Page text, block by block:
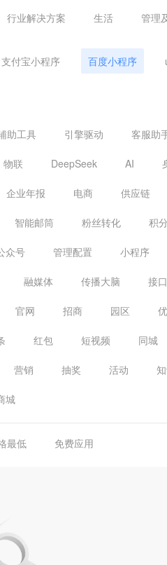
行业解决方案 生活 管理
支付宝小程序 百度小程序
助工具 引擎驱动 客服助
物联 DeepSeek AI
企业年报 电商 供应链
智能邮筒 粉丝转化 积
众号 管理配置 小程序
融媒体 传播大脑 接口
官网 招商 园区
红包 短视频 同城
营销 抽奖 活动
城
最低 免费应用